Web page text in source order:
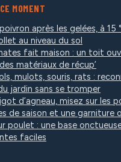
MOMENT
après les gelées, à 15
au niveau du sol
fait maison : un toit
matériaux de récup’
mulots, souris, rats :
jardin sans se tromper
d’agneau, misez sur les
de saison et une garniture
poulet : une base
faciles